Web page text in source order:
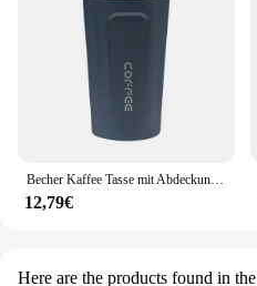
Becher Kaffee Tasse mit Abdeckung Edelstahl Silikon Metall Kaffee Isoliert Wasser Tasse Tragbaren Outdoor Tragbare Tasse Für Geschenke
12,79€
Here are the products found in the